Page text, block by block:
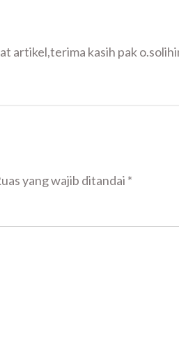
artikel,terima kasih pak
yang wajib ditandai *